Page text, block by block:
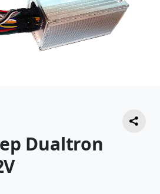
Dualtron